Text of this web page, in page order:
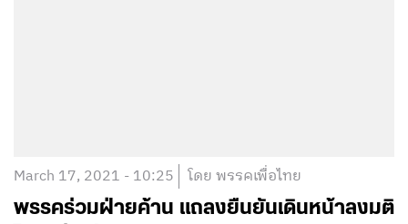
March 17, 2021 - 10:25 โดย พรรคเพื่อไทย
พรรคร่วมฝ่ายค้าน แถลงยืนยันเดินหน้าลงมติ